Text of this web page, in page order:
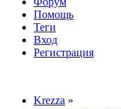
Помощь
Теги
Вход
Регистрация
Krezza »